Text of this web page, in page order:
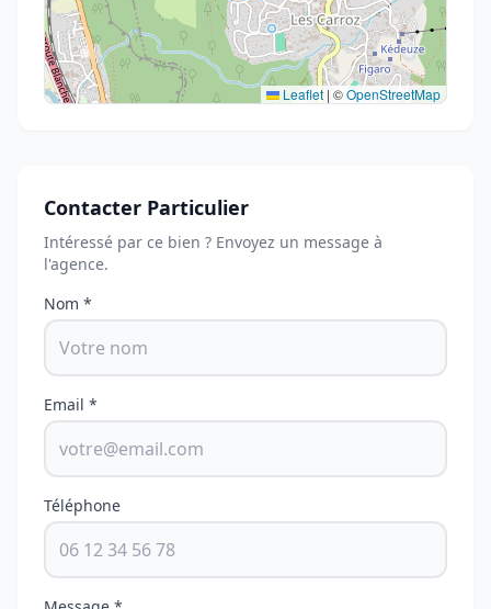
Leaflet | ©OpenStreetMap
Contacter Particulier
Intéressé par ce bien ? Envoyez un message à
l'agence.
Nom *
Email *
Téléphone